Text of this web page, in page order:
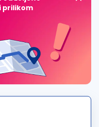
prilikom